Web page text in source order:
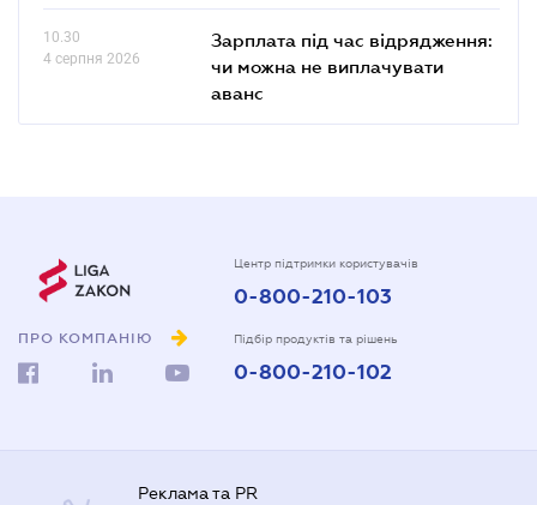
10.30
4 серпня 2026
Зарплата під час відрядження:
чи можна не виплачувати
аванс
ПРО КОМПАНІЮ
Центр підтримки користувачів
0-800-210-103
Підбір продуктів та рішень
0-800-210-102
Реклама та PR